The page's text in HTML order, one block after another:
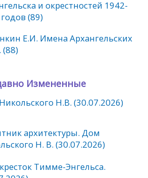
и окрестностей 1942-
(89)
Е.И. Имена Архангельских
(88)
Измененные
Н.В. (30.07.2026)
архитектуры. Дом
Н. В. (30.07.2026)
Тимме-Энгельса.